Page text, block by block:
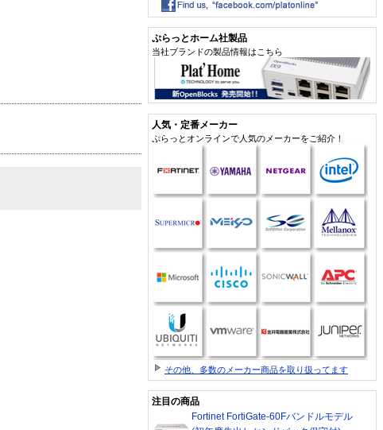
ぷらっとホーム社製品
当社ブランドの製品情報はこちら
人気・定番メーカー
ぷらっとオンラインで人気のメーカーをご紹介！
その他、多数のメーカー商品を取り扱ってます
注目の商品
Fortinet FortiGate-60Fバンドルモデル